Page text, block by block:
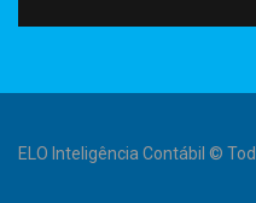
ELO Inteligência Contábil ©